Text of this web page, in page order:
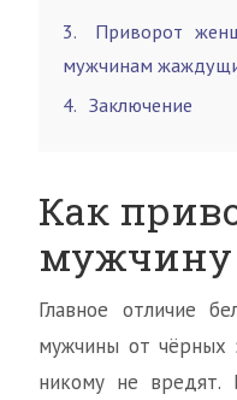
3
Приворот
мужчинам
4
Заключение
Как
мужчину
Главное отличие
мужчины от чёрных
никому не вредят.